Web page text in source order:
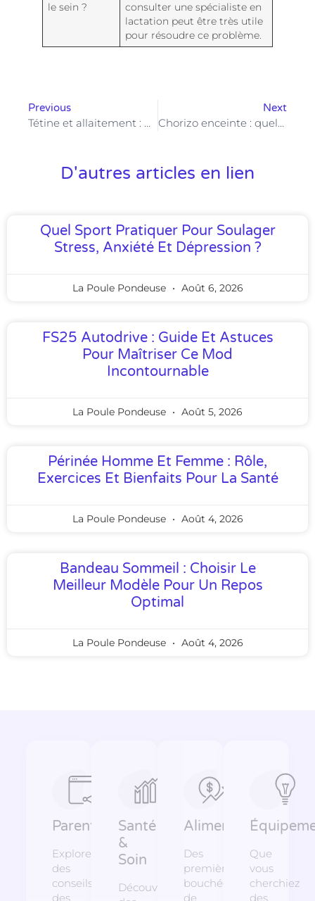
le sein ?
consulter une spécialiste en
lactation peut être très utile
pour résoudre ce problème.
Previous Next
D'autres articles en lien
Quel Sport Pratiquer Pour Soulager
Stress, Anxiété Et Dépression ?
La Poule Pondeuse Août 6, 2026
FS25 Autodrive : Guide Et Astuces
Pour Maîtriser Ce Mod
Incontournable
La Poule Pondeuse Août 5, 2026
Périnée Homme Et Femme : Rôle,
Exercices Et Bienfaits Pour La Santé
La Poule Pondeuse Août 4, 2026
Bandeau Sommeil : Choisir Le
Meilleur Modèle Pour Un Repos
Optimal
La Poule Pondeuse Août 4, 2026
Parentalité
Explorez
des
conseils,
des
Santé
&
Soin
Découvrez
Alimentation
Des
premières
bouchées
de
Que
vous
cherchiez
des